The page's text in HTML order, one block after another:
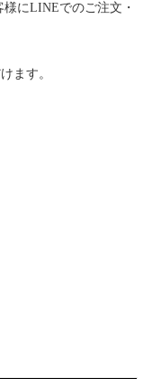
にLINEでのご注文・
ます。